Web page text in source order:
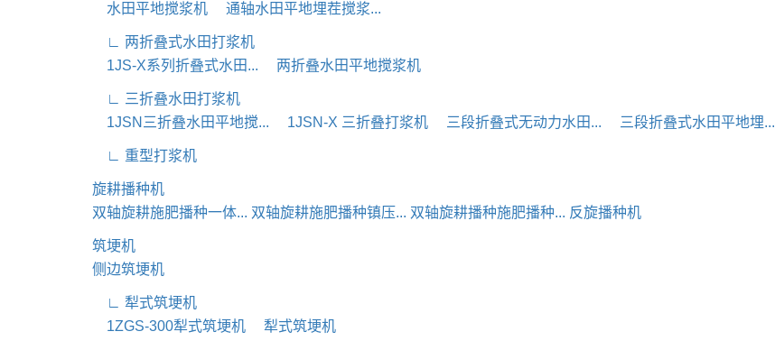
水田平地搅浆机
通轴水田平地埋茬搅浆...
∟ 两折叠式水田打浆机
1JS-X系列折叠式水田...
两折叠水田平地搅浆机
∟ 三折叠水田打浆机
1JSN三折叠水田平地搅...
1JSN-X 三折叠打浆机 三段折叠式无动力水田... 三段折叠式水田平地埋...
∟ 重型打浆机
旋耕播种机
双轴旋耕施肥播种一体... 双轴旋耕施肥播种镇压... 双轴旋耕播种施肥播种... 反旋播种机
筑埂机
侧边筑埂机
∟ 犁式筑埂机
1ZGS-300犁式筑埂机
犁式筑埂机